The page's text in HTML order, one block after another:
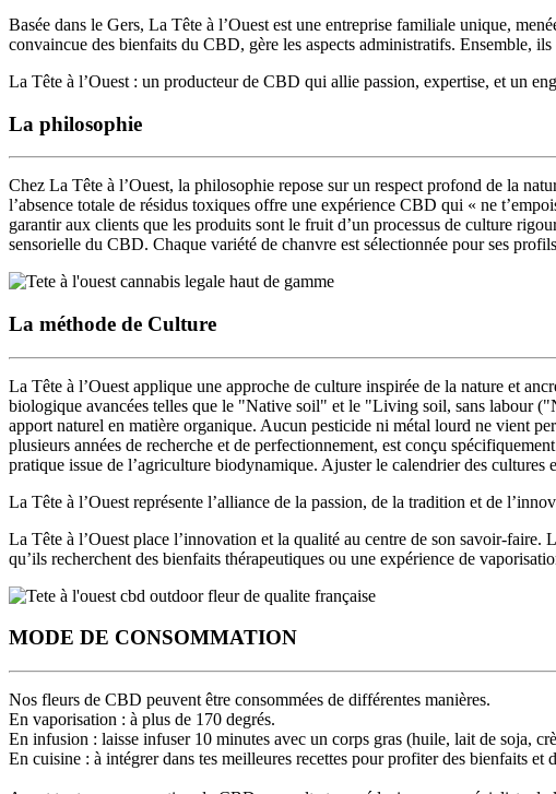
Basée dans le Gers, La Tête à l’Ouest est une entreprise familiale unique,
convaincue des bienfaits du CBD, gère les aspects administratifs. Ensemble,
La Tête à l’Ouest : un producteur de CBD qui allie passion, expertise, et un
La philosophie
Chez La Tête à l’Ouest, la philosophie repose surun respect profond de la
l’absence totale de résidus toxiques offre une expérience CBD qui « ne
garantir aux clients que les produits sont le fruit d’un processus de culture
sensorielle du CBD. Chaque variété de chanvre est sélectionnée pour ses
La méthode de Culture
La Tête à l’Ouest applique une approche de culture inspirée de la nature et
biologique avancées telles que le "Native soil" et le "Living soil, sans labour
apport naturel en matière organique. Aucun pesticide ni métal lourd ne vient
plusieurs années de recherche et de perfectionnement, est conçu
pratique issue de l’agriculture biodynamique. Ajuster le calendrier des cultures
La Tête à l’Ouest représente l’alliance de la passion, de la tradition et de
La Tête à l’Ouest place l’innovation et la qualité au centre de son savoir-faire.
qu’ils recherchent des bienfaits thérapeutiques ou une expérience de
MODE DE CONSOMMATION
Nos fleurs de CBD peuvent être consommées de différentes manières.
En vaporisation : à plus de 170 degrés.
En infusion : laisse infuser 10 minutes avec un corps gras (huile, lait de soja,
En cuisine : à intégrer dans tes meilleures recettes pour profiter des bienfaits